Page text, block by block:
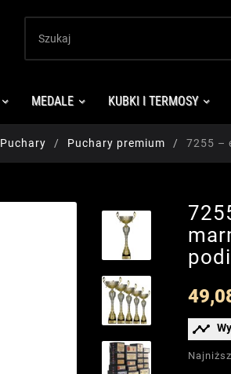
MEDALE KUBKI I TERMOSY
Puchary Puchary premium 7255 –
